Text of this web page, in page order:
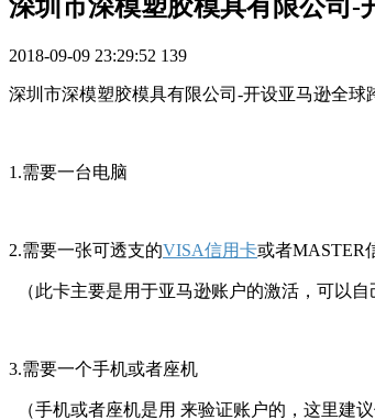
深圳市深模塑胶模具有限公司-
2018-09-09 23:29:52 139
深圳市深模塑胶模具有限公司-开设亚马逊全球
1.需要一台电脑
2.需要一张可透支的VISA信用卡或者MASTER
（此卡主要是用于亚马逊账户的激活，可以
3.需要一个手机或者座机
（手机或者座机是用 来验证账户的，这里建